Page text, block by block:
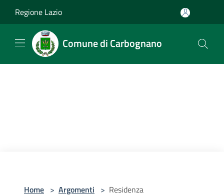
Regione Lazio
Comune di Carbognano
Home > Argomenti > Residenza